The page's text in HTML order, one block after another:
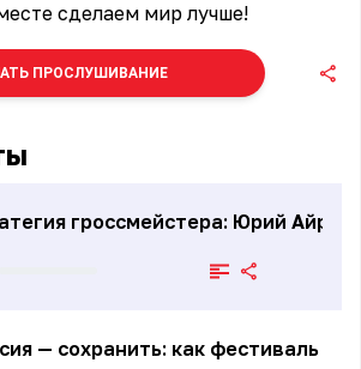
сделаем мир лучше!
ПРОСЛУШИВАНИЕ
гроссмейстера: Юрий
— сохранить: как фестиваль